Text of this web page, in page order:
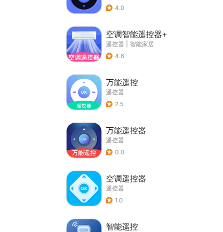
4.0
空调智能遥控器+
遥控器
智能家居
4.6
万能遥控
遥控器
2.5
万能遥控器
遥控器
0.0
空调遥控器
遥控器
1.0
智能遥控